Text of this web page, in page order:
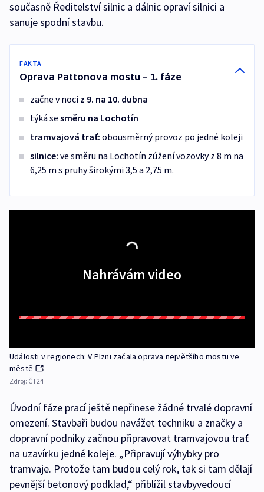
současně Ředitelství silnic a dálnic opraví silnici a
sanuje spodní stavbu.
FAKTA
Oprava Pattonova mostu – 1. fáze
začne v noci z 9. na 10. dubna
týká se směru na Lochotín
tramvajová trať: obousměrný provoz po jedné koleji
silnice: ve směru na Lochotín zúžení vozovky z 8 m na
6,25 m s pruhy širokými 3,5 a 2,75 m.
Nahrávám video
Události v regionech: V Plzni začala oprava největšího mostu ve
městě
Zdroj: ČT24
Úvodní fáze prací ještě nepřinese žádné trvalé dopravní
omezení. Stavbaři budou navážet techniku a značky a
dopravní podniky začnou připravovat tramvajovou trať
na uzavírku jedné koleje. „Připravují výhybky pro
tramvaje. Protože tam budou celý rok, tak si tam dělají
pevnější betonový podklad,“ přiblížil stavbyvedoucí